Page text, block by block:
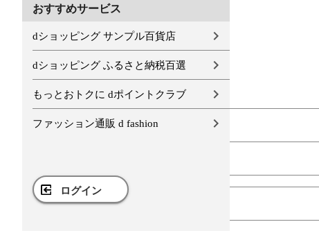
おすすめサービス
dショッピング サンプル百貨店
dショッピング ふるさと納税百選
もっとおトクに dポイントクラブ
ファッション通販 d fashion
ログイン